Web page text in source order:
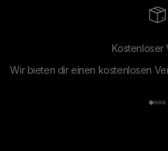
Kostenloser
Wir bieten dir einen kostenlosen